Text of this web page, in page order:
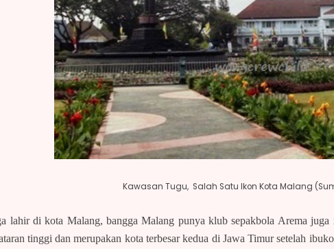
Kawasan Tugu, Salah Satu Ikon Kota Malang
lahir di kota Malang, bangga Malang punya klub sepakbola Arema
tinggi dan merupakan kota terbesar kedua di Jawa Timur setelah